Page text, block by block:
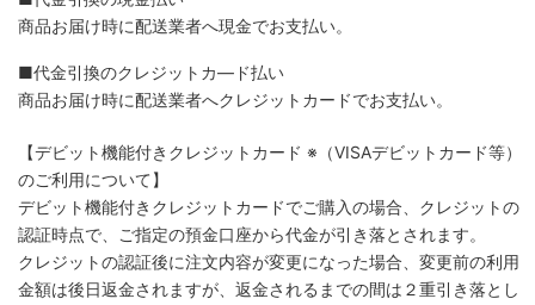
商品お届け時に配送業者へ現金でお支払い。
■代金引換のクレジットカ―ド払い
商品お届け時に配送業者へクレジットカードでお支払い。
【デビット機能付きクレジットカード ※（VISAデビットカード等）
のご利用について】
デビット機能付きクレジットカードでご購入の場合、クレジットの
認証時点で、ご指定の預金口座から代金が引き落とされます。
クレジットの認証後に注文内容が変更になった場合、変更前の利用
金額は後日返金されますが、返金されるまでの間は２重引き落とし